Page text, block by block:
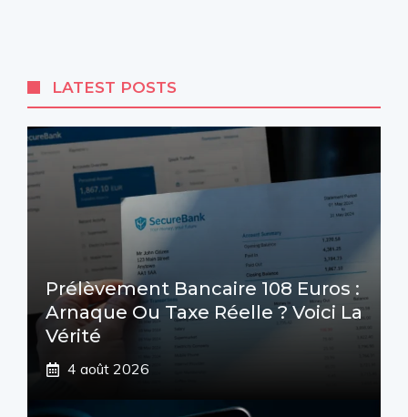
LATEST POSTS
Prélèvement Bancaire 108 Euros :
Arnaque Ou Taxe Réelle ? Voici La
Vérité
4 août 2026